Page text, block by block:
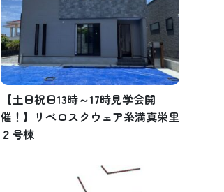
【土日祝日13時～17時見学会開
催！】リベロスクウェア糸満真栄里
２号棟